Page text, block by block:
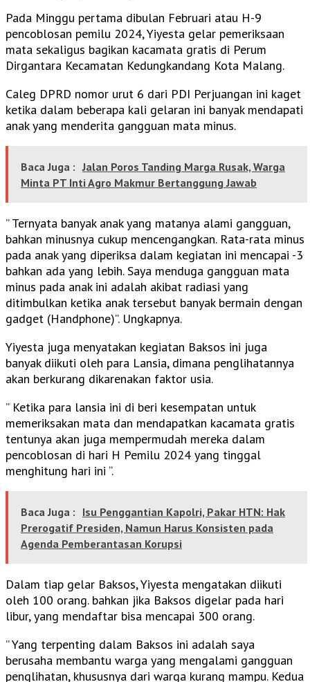
Pada Minggu pertama dibulan Februari atau H-9
pencoblosan pemilu 2024, Yiyesta gelar pemeriksaan
mata sekaligus bagikan kacamata gratis di Perum
Dirgantara Kecamatan Kedungkandang Kota Malang.
Caleg DPRD nomor urut 6 dari PDI Perjuangan ini kaget
ketika dalam beberapa kali gelaran ini banyak mendapati
anak yang menderita gangguan mata minus.
Baca Juga : Jalan Poros Tanding Marga Rusak, Warga
Minta PT Inti Agro Makmur Bertanggung Jawab
” Ternyata banyak anak yang matanya alami gangguan,
bahkan minusnya cukup mencengangkan. Rata-rata minus
pada anak yang diperiksa dalam kegiatan ini mencapai -3
bahkan ada yang lebih. Saya menduga gangguan mata
minus pada anak ini adalah akibat radiasi yang
ditimbulkan ketika anak tersebut banyak bermain dengan
gadget (Handphone)”. Ungkapnya.
Yiyesta juga menyatakan kegiatan Baksos ini juga
banyak diikuti oleh para Lansia, dimana penglihatannya
akan berkurang dikarenakan faktor usia.
” Ketika para lansia ini di beri kesempatan untuk
memeriksakan mata dan mendapatkan kacamata gratis
tentunya akan juga mempermudah mereka dalam
pencoblosan di hari H Pemilu 2024 yang tinggal
menghitung hari ini “.
Baca Juga : Isu Penggantian Kapolri, Pakar HTN: Hak
Prerogatif Presiden, Namun Harus Konsisten pada
Agenda Pemberantasan Korupsi
Dalam tiap gelar Baksos, Yiyesta mengatakan diikuti
oleh 100 orang. bahkan jika Baksos digelar pada hari
libur, yang mendaftar bisa mencapai 300 orang.
” Yang terpenting dalam Baksos ini adalah saya
berusaha membantu warga yang mengalami gangguan
penglihatan, khususnya dari warga kurang mampu. Kedua